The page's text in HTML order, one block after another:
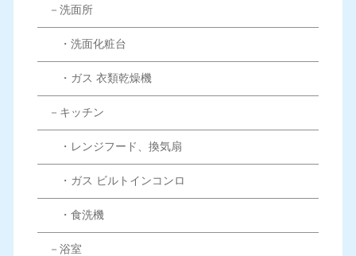
－洗面所
・洗面化粧台
・ガス 衣類乾燥機
－キッチン
・レンジフード、換気扇
・ガス ビルトインコンロ
・食洗機
－浴室